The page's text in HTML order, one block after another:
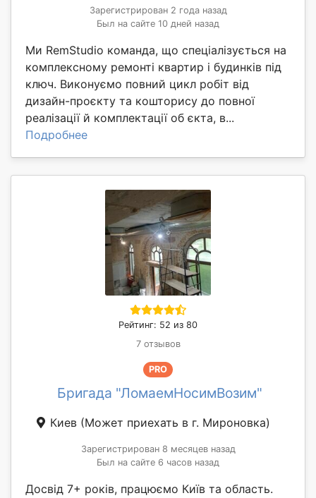
Зарегистрирован 2 года назад
Был на сайте 10 дней назад
Ми RemStudio команда, що спеціалізується на
комплексному ремонті квартир і будинків під
ключ. Виконуємо повний цикл робіт від
дизайн-проєкту та кошторису до повної
реалізації й комплектації об єкта, в...
Подробнее
Рейтинг: 52 из 80
7 отзывов
PRO
Бригада "ЛомаемНосимВозим"
Киев (Может приехать в г. Мироновка)
Зарегистрирован 8 месяцев назад
Был на сайте 6 часов назад
Досвід 7+ років, працюємо Київ та область.